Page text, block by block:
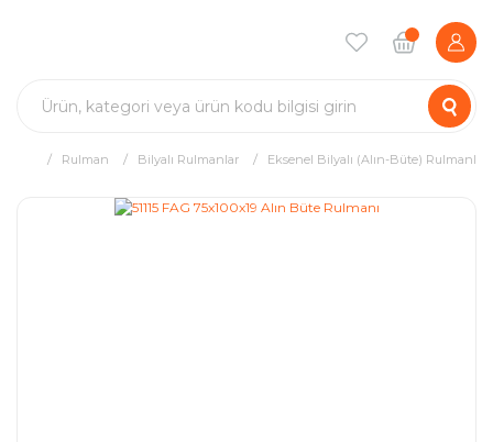
Rulman Bilyalı Rulmanlar Eksenel Bilyalı (Alın-Büte) Rulmanlar